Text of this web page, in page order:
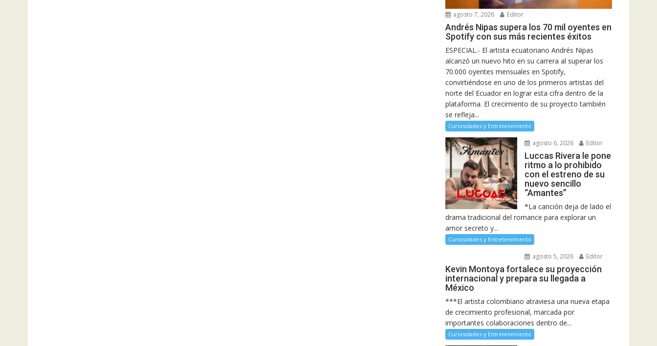
agosto 7, 2026 Editor
Andrés Nipas supera los 70 mil oyentes en
Spotify con sus más recientes éxitos
ESPECIAL.- El artista ecuatoriano Andrés Nipas
alcanzó un nuevo hito en su carrera al superar los
70.000 oyentes mensuales en Spotify,
convirtiéndose en uno de los primeros artistas del
norte del Ecuador en lograr esta cifra dentro de la
plataforma. El crecimiento de su proyecto también
se refleja...
Curiosidades y Entretenimiento
agosto 6, 2026 Editor
Luccas Rivera le pone
ritmo a lo prohibido
con el estreno de su
nuevo sencillo
“Amantes”
*La canción deja de lado el
drama tradicional del romance para explorar un
amor secreto y...
Curiosidades y Entretenimiento
agosto 5, 2026 Editor
Kevin Montoya fortalece su proyección
internacional y prepara su llegada a
México
***El artista colombiano atraviesa una nueva etapa
de crecimiento profesional, marcada por
importantes colaboraciones dentro de...
Curiosidades y Entretenimiento